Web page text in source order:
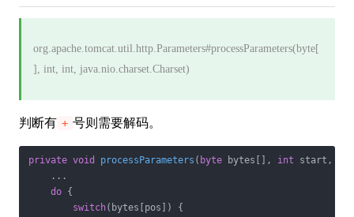
org.apache.tomcat.util.http.Parameters#processParameters(byte[
], int, int, java.nio.charset.Charset)
判断有 + 号则需要解码。
private void processParameters ( byte bytes[], int start,
    ...
do {
switch(bytes[pos]) {